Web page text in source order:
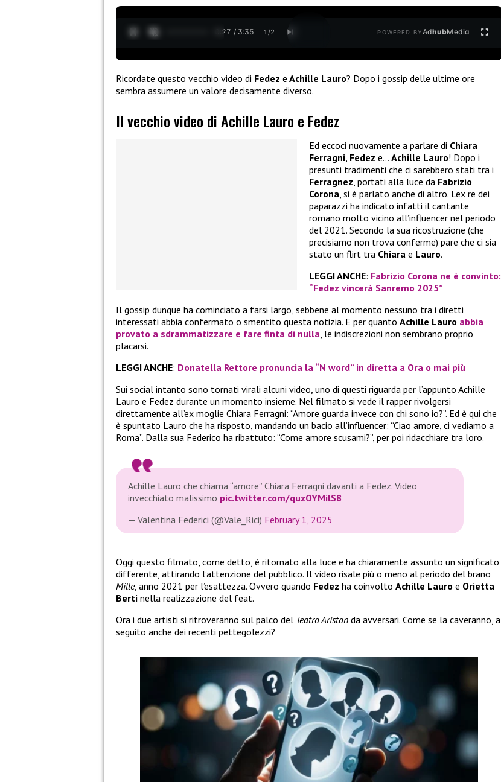
0:28 / 3:35 1 /2 POWERED BYAdhubMedia
Ricordate questo vecchio video di Fedez e Achille Lauro? Dopo i gossip delle ultime ore
sembra assumere un valore decisamente diverso.
Il vecchio video di Achille Lauro e Fedez
Ed eccoci nuovamente a parlare di Chiara
Ferragni, Fedez e… Achille Lauro! Dopo i
presunti tradimenti che ci sarebbero stati tra i
Ferragnez, portati alla luce da Fabrizio
Corona, si è parlato anche di altro. L’ex re dei
paparazzi ha indicato infatti il cantante
romano molto vicino all’influencer nel periodo
del 2021. Secondo la sua ricostruzione (che
precisiamo non trova conferme) pare che ci sia
stato un flirt tra Chiara e Lauro.
LEGGI ANCHE: Fabrizio Corona ne è convinto:
“Fedez vincerà Sanremo 2025”
Il gossip dunque ha cominciato a farsi largo, sebbene al momento nessuno tra i diretti
interessati abbia confermato o smentito questa notizia. E per quanto Achille Lauro abbia
provato a sdrammatizzare e fare finta di nulla, le indiscrezioni non sembrano proprio
placarsi.
LEGGI ANCHE: Donatella Rettore pronuncia la “N word” in diretta a Ora o mai più
Sui social intanto sono tornati virali alcuni video, uno di questi riguarda per l’appunto Achille
Lauro e Fedez durante un momento insieme. Nel filmato si vede il rapper rivolgersi
direttamente all’ex moglie Chiara Ferragni: “Amore guarda invece con chi sono io?”. Ed è qui che
è spuntato Lauro che ha risposto, mandando un bacio all’influencer: “Ciao amore, ci vediamo a
Roma”. Dalla sua Federico ha ribattuto: “Come amore scusami?”, per poi ridacchiare tra loro.
Achille Lauro che chiama “amore” Chiara Ferragni davanti a Fedez. Video
invecchiato malissimo pic.twitter.com/quzOYMilS8
— Valentina Federici (@Vale_Rici) February 1, 2025
Oggi questo filmato, come detto, è ritornato alla luce e ha chiaramente assunto un significato
differente, attirando l’attenzione del pubblico. Il video risale più o meno al periodo del brano
Mille, anno 2021 per l’esattezza. Ovvero quando Fedez ha coinvolto Achille Lauro e Orietta
Berti nella realizzazione del feat.
Ora i due artisti si ritroveranno sul palco del Teatro Ariston da avversari. Come se la caveranno, a
seguito anche dei recenti pettegolezzi?